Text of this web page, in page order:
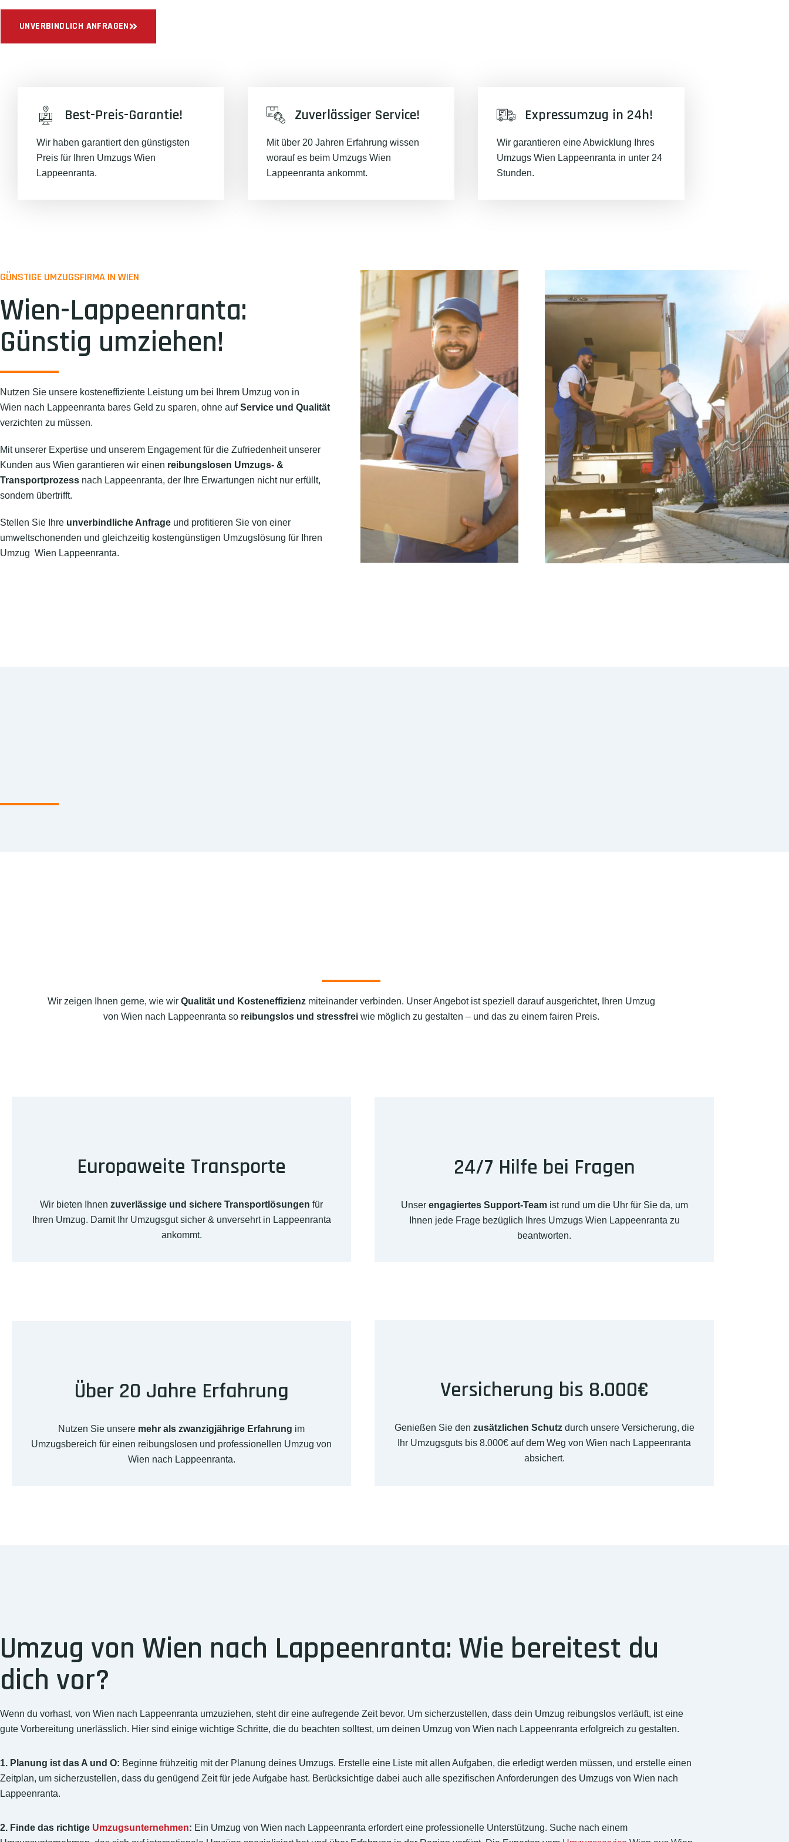
UNVERBINDLICH ANFRAGEN
Best-Preis-Garantie!
Wir haben garantiert den günstigsten
Preis für Ihren Umzugs Wien
Lappeenranta.
Zuverlässiger Service!
Mit über 20 Jahren Erfahrung wissen
worauf es beim Umzugs Wien
Lappeenranta ankommt.
Expressumzug in 24h!
Wir garantieren eine Abwicklung Ihres
Umzugs Wien Lappeenranta in unter 24
Stunden.
GÜNSTIGE UMZUGSFIRMA IN WIEN
Wien-Lappeenranta:
Günstig umziehen!
Nutzen Sie unsere kosteneffiziente Leistung um bei Ihrem Umzug von in
Wien nach Lappeenranta bares Geld zu sparen, ohne aufService und Qualität
verzichten zu müssen.
Mit unserer Expertise und unserem Engagement für die Zufriedenheit unserer
Kunden aus Wien garantieren wir einen reibungslosen Umzugs- &
Transportprozess nach Lappeenranta, der Ihre Erwartungen nicht nur erfüllt,
sondern übertrifft.
Stellen Sie Ihre unverbindliche Anfrage und profitieren Sie von einer
umweltschonenden und gleichzeitig kostengünstigen Umzugslösung für Ihren
Umzug Wien Lappeenranta.
Wir zeigen Ihnen gerne, wie wir Qualität und Kosteneffizienzmiteinander verbinden. Unser Angebot ist speziell darauf ausgerichtet, Ihren Umzug
von Wien nach Lappeenranta so reibungslos und stressfreiwie möglich zu gestalten – und das zu einem fairen Preis.
Europaweite Transporte
Wir bieten Ihnen zuverlässige und sichere Transportlösungen für
Ihren Umzug. Damit Ihr Umzugsgut sicher & unversehrt in Lappeenranta
ankommt.
24/7 Hilfe bei Fragen
Unser engagiertes Support-Teamist rund um die Uhr für Sie da, um
Ihnen jede Frage bezüglich Ihres Umzugs Wien Lappeenranta zu
beantworten.
Über 20 Jahre Erfahrung
Nutzen Sie unsere mehr als zwanzigjährige Erfahrung im
Umzugsbereich für einen reibungslosen und professionellen Umzug von
Wien nach Lappeenranta.
Versicherung bis 8.000€
Genießen Sie den zusätzlichen Schutzdurch unsere Versicherung, die
Ihr Umzugsguts bis 8.000€ auf dem Weg von Wien nach Lappeenranta
absichert.
Umzug von Wien nach Lappeenranta: Wie bereitest du
dich vor?
Wenn du vorhast, von Wien nach Lappeenranta umzuziehen, steht dir eine aufregende Zeit bevor. Um sicherzustellen, dass dein Umzug reibungslos verläuft, ist eine
gute Vorbereitung unerlässlich. Hier sind einige wichtige Schritte, die du beachten solltest, um deinen Umzug von Wien nach Lappeenranta erfolgreich zu gestalten.
1. Planung ist das A und O: Beginne frühzeitig mit der Planung deines Umzugs. Erstelle eine Liste mit allen Aufgaben, die erledigt werden müssen, und erstelle einen
Zeitplan, um sicherzustellen, dass du genügend Zeit für jede Aufgabe hast. Berücksichtige dabei auch alle spezifischen Anforderungen des Umzugs von Wien nach
Lappeenranta.
2. Finde das richtige Umzugsunternehmen: Ein Umzug von Wien nach Lappeenranta erfordert eine professionelle Unterstützung. Suche nach einem